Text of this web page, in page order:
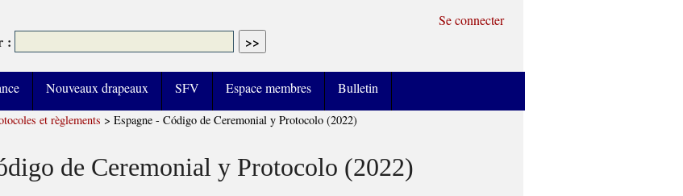
Se connecter
:
Nouveaux drapeaux SFV Espace membres Bulletin
et règlements > Espagne - Código de Ceremonial y Protocolo (2022)
de Ceremonial y Protocolo (2022)